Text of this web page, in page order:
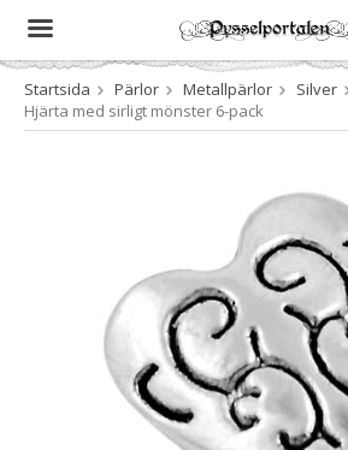
Produkten har blivit tillagd i
Startsida Pärlor Metallpärlor
Silver
Hjärta med sirligt mönster 6-pack